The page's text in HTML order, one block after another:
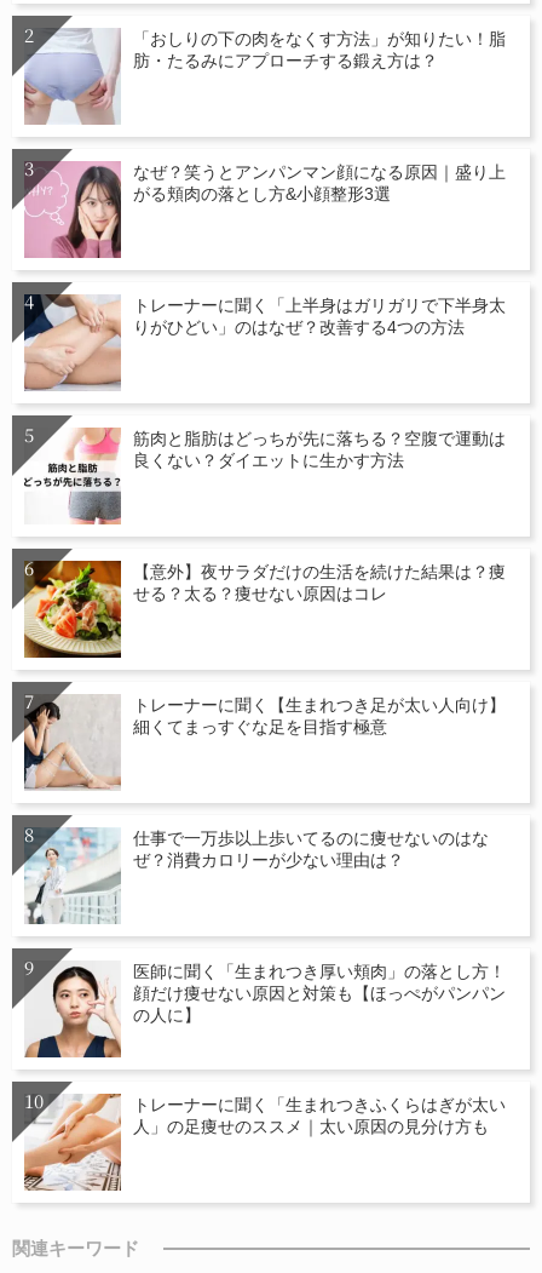
「おしりの下の肉をなくす方法」が知りたい！脂
肪・たるみにアプローチする鍛え方は？
なぜ？笑うとアンパンマン顔になる原因｜盛り上
がる頬肉の落とし方&小顔整形3選
トレーナーに聞く「上半身はガリガリで下半身太
りがひどい」のはなぜ？改善する4つの方法
筋肉と脂肪はどっちが先に落ちる？空腹で運動は
良くない？ダイエットに生かす方法
【意外】夜サラダだけの生活を続けた結果は？痩
せる？太る？痩せない原因はコレ
トレーナーに聞く【生まれつき足が太い人向け】
細くてまっすぐな足を目指す極意
仕事で一万歩以上歩いてるのに痩せないのはな
ぜ？消費カロリーが少ない理由は？
医師に聞く「生まれつき厚い頬肉」の落とし方！
顔だけ痩せない原因と対策も【ほっぺがパンパン
の人に】
トレーナーに聞く「生まれつきふくらはぎが太い
人」の足痩せのススメ｜太い原因の見分け方も
関連キーワード